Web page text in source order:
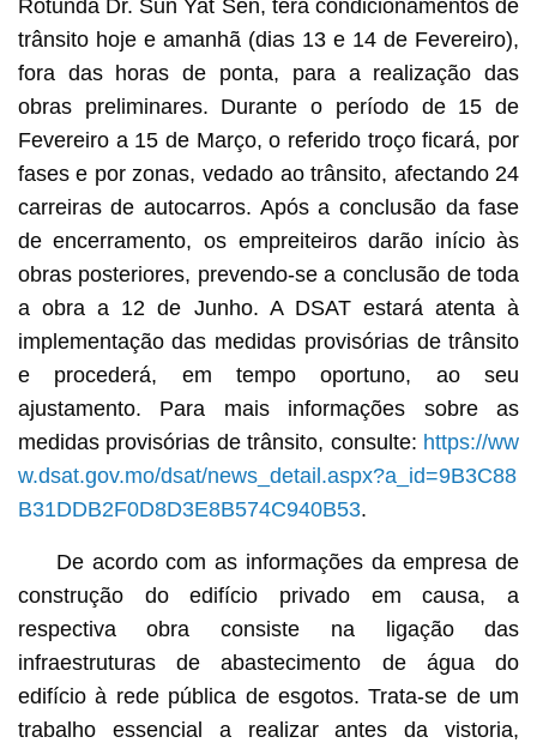
Rotunda Dr. Sun Yat Sen, terá condicionamentos de
trânsito hoje e amanhã (dias 13 e 14 de Fevereiro),
fora das horas de ponta, para a realização das
obras preliminares. Durante o período de 15 de
Fevereiro a 15 de Março, o referido troço ficará, por
fases e por zonas, vedado ao trânsito, afectando 24
carreiras de autocarros. Após a conclusão da fase
de encerramento, os empreiteiros darão início às
obras posteriores, prevendo-se a conclusão de toda
a obra a 12 de Junho. A DSAT estará atenta à
implementação das medidas provisórias de trânsito
e procederá, em tempo oportuno, ao seu
ajustamento. Para mais informações sobre as
medidas provisórias de trânsito, consulte: https://ww
w.dsat.gov.mo/dsat/news_detail.aspx?a_id=9B3C88
B31DDB2F0D8D3E8B574C940B53.
De acordo com as informações da empresa de
construção do edifício privado em causa, a
respectiva obra consiste na ligação das
infraestruturas de abastecimento de água do
edifício à rede pública de esgotos. Trata-se de um
trabalho essencial a realizar antes da vistoria,